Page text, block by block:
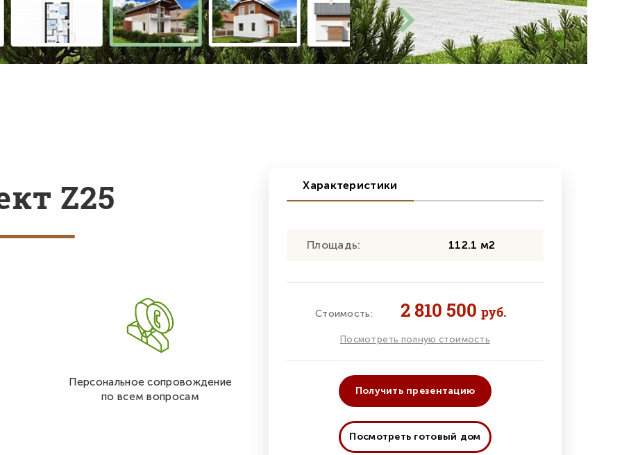
Характеристики
Площадь: 112.1 м2
Стоимость: 2 810 500 руб.
Посмотреть полную стоимость
Получить презентацию
Посмотреть готовый дом
Z25
Персональное сопровождение
по всем вопросам